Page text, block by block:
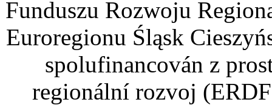
Funduszu Rozwoju
Euroregionu Śląsk
spolufinancován z
regionální rozvoj